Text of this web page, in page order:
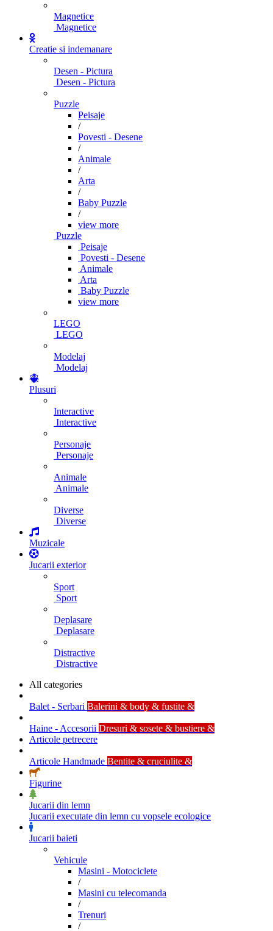
Magnetice
Magnetice
Creatie si indemanare
Desen - Pictura
Desen - Pictura
Puzzle
Peisaje
/
Povesti - Desene
/
Animale
/
Arta
/
Baby Puzzle
/
view more
Puzzle
Peisaje
Povesti - Desene
Animale
Arta
Baby Puzzle
view more
LEGO
LEGO
Modelaj
Modelaj
Plusuri
Interactive
Interactive
Personaje
Personaje
Animale
Animale
Diverse
Diverse
Muzicale
Jucarii exterior
Sport
Sport
Deplasare
Deplasare
Distractive
Distractive
All categories
Balet - Serbari Balerini & body & fustite &
Haine - Accesorii Dresuri & sosete & bustiere &
Articole petrecere
Articole Handmade Bentite & cruciulite &
Figurine
Jucarii din lemn
Jucarii executate din lemn cu vopsele ecologice
Jucarii baieti
Vehicule
Masini - Motociclete
/
Masini cu telecomanda
/
Trenuri
/